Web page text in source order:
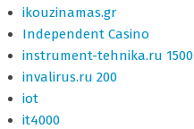
ikouzinamas.gr
Independent Casino
instrument-tehnika.ru 1500
invalirus.ru 200
iot
it4000